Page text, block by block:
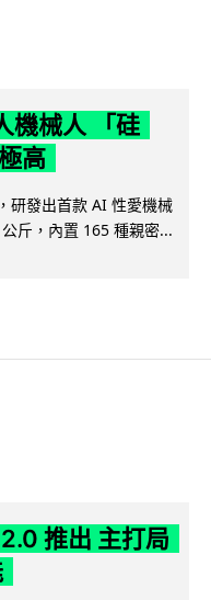
機械人 「硅
高
研發出首款 AI 性愛機械
斤，內置 165 種親密...
推出 主打局